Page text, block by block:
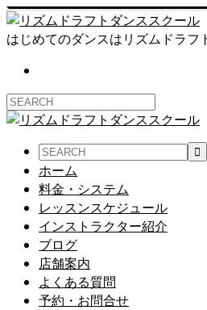
はじめてのダンスはリズムドラ
ホーム
料金・システム
レッスンスケジュール
インストラクター紹介
ブログ
店舗案内
よくある質問
予約・お問合せ